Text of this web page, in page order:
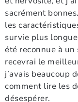
sacrément
les
survie plus
été reconnue à
recevrai le
j’avais beaucoup
comment lire les
désespérer.